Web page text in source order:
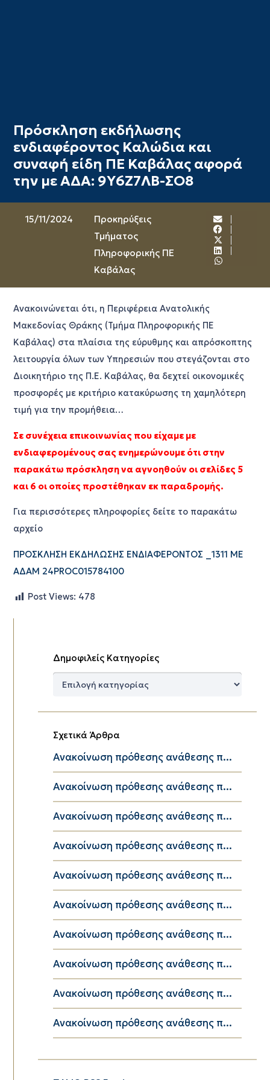
Πρόσκληση εκδήλωσης
ενδιαφέροντος Καλώδια και
συναφή είδη ΠΕ Καβάλας αφορά
την με ΑΔΑ: 9Υ6Ζ7ΛΒ-ΣΟ8
15/11/2024
Προκηρύξεις
Τμήματος
Πληροφορικής ΠΕ
Καβάλας
Ανακοινώνεται ότι, η Περιφέρεια Ανατολικής
Μακεδονίας Θράκης (Τμήμα Πληροφορικής ΠΕ
Καβάλας) στα πλαίσια της εύρυθμης και απρόσκοπτης
λειτουργία όλων των Υπηρεσιών που στεγάζονται στο
Διοικητήριο της Π.Ε. Καβάλας, θα δεχτεί οικονομικές
προσφορές με κριτήριο κατακύρωσης τη χαμηλότερη
τιμή για την προμήθεια…
Σε συνέχεια επικοινωνίας που είχαμε με
ενδιαφερομένους σας ενημερώνουμε ότι στην
παρακάτω πρόσκληση να αγνοηθούν οι σελίδες 5
και 6 οι οποίες προστέθηκαν εκ παραδρομής.
Για περισσότερες πληροφορίες δείτε το παρακάτω
αρχείο
ΠΡΟΣΚΛΗΣΗ ΕΚΔΗΛΩΣΗΣ ΕΝΔΙΑΦΕΡΟΝΤΟΣ _1311 ΜΕ
ΑΔΑΜ 24PROC015784100
Post Views: 478
Δημοφιλείς Κατηγορίες
Δημοφιλείς
Σχετικά Άρθρα
Ανακοίνωση πρόθεσης ανάθεσης π...
Ανακοίνωση πρόθεσης ανάθεσης π...
Ανακοίνωση πρόθεσης ανάθεσης π...
Ανακοίνωση πρόθεσης ανάθεσης π...
Ανακοίνωση πρόθεσης ανάθεσης π...
Ανακοίνωση πρόθεσης ανάθεσης π...
Ανακοίνωση πρόθεσης ανάθεσης π...
Ανακοίνωση πρόθεσης ανάθεσης π...
Ανακοίνωση πρόθεσης ανάθεσης π...
Ανακοίνωση πρόθεσης ανάθεσης π...